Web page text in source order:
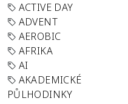
ACTIVE DAY
ADVENT
AEROBIC
AFRIKA
AI
AKADEMICKÉ
PŮLHODINKY